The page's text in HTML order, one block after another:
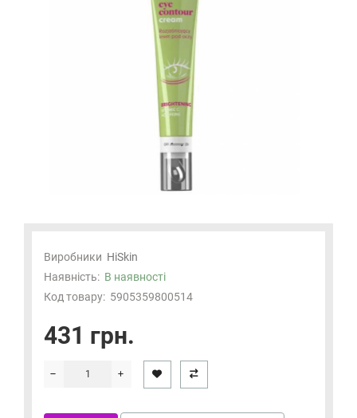
Виробники HiSkin
Наявність: В наявності
Код товару: 5905359800514
431 грн.